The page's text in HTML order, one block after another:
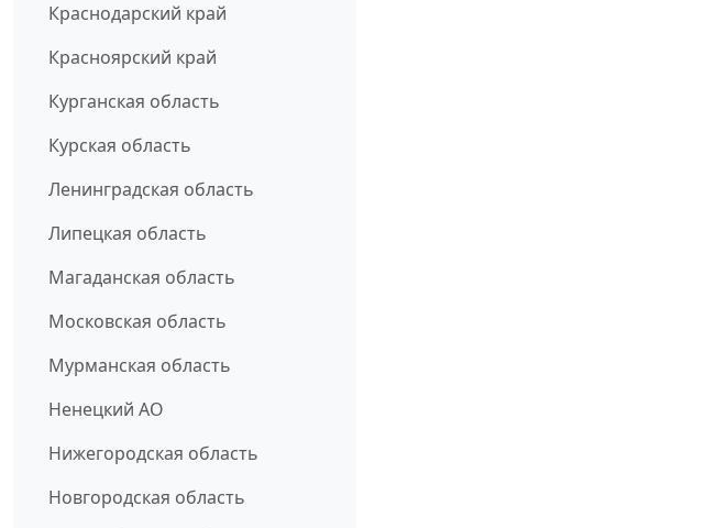
Краснодарский край
Красноярский край
Курганская область
Курская область
Ленинградская область
Липецкая область
Магаданская область
Московская область
Мурманская область
Ненецкий АО
Нижегородская область
Новгородская область